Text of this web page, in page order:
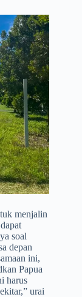
menjalin
soal
depan
ini,
Papua
harus
urai